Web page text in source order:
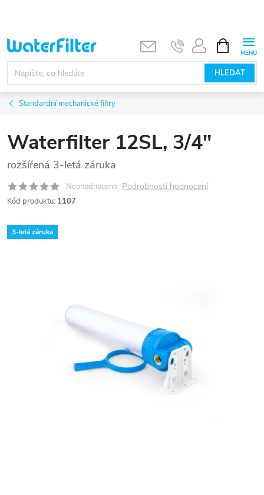
obsah
HLEDAT
NÁKUPNÍ
KOŠÍK
Standardní mechanické filtry
Waterfilter 12SL, 3/4"
rozšířená 3-letá záruka
Neohodnoceno Podrobnosti hodnocení
Kód produktu: 1107
3-letá záruka